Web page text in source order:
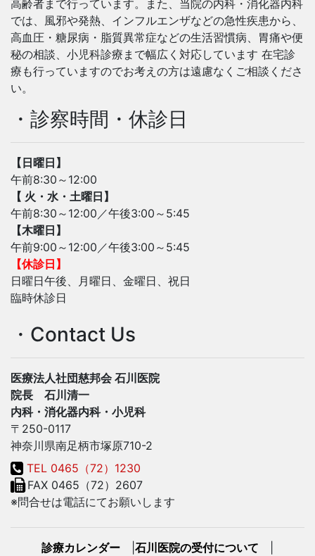
高齢者まで行っています。また、当院の内科・消化器内科
では、風邪や発熱、インフルエンザなどの急性疾患から、
高血圧・糖尿病・脂質異常症などの生活習慣病、胃痛や便
秘の相談、小児科診療まで幅広く対応しています 在宅診
療も行っていますのでお考えの方は遠慮なくご相談くださ
い。
・診察時間・休診日
【日曜日】
午前8:30～12:00
【 火・水・土曜日】
午前8:30～12:00／午後3:00～5:45
【木曜日】
午前9:00～12:00／午後3:00～5:45
【休診日】
日曜日午後、月曜日、金曜日、祝日
臨時休診日
・Contact Us
医療法人社団慈邦会 石川医院
院長 石川清一
内科・消化器内科・小児科
〒250-0117
神奈川県南足柄市塚原710-2
TEL 0465（72）1230
FAX 0465（72）2607
※問合せは電話にてお願いします
診療カレンダー 石川医院の受付について